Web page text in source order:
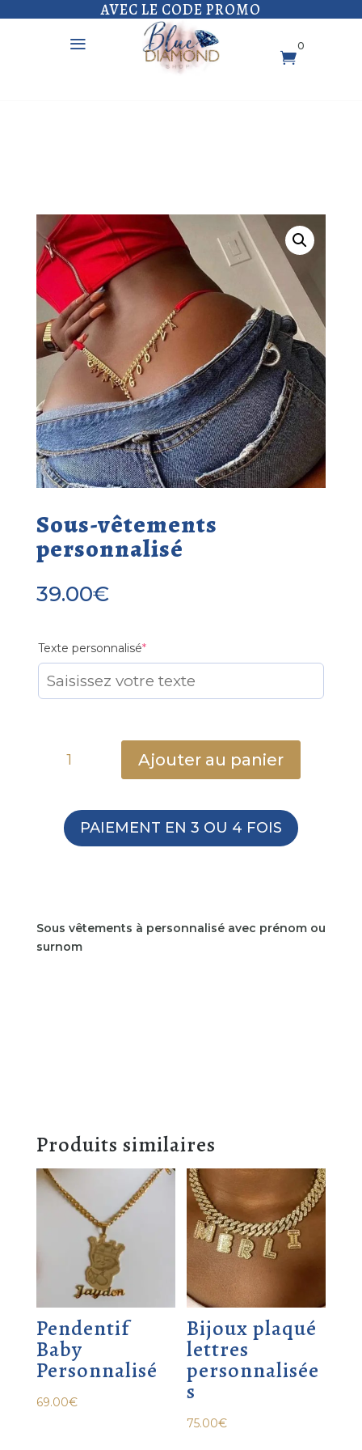
AVEC LE CODE PROMO
a 
0
Sous-vêtements
personnalisé
39.00€
Texte personnalisé*(required)
personnalisé
Ajouter au panier
PAIEMENT EN 3 OU 4 FOIS
Sous vêtements à personnalisé avec prénom ou
surnom
Produits similaires
Pendentif
Baby
Personnalisé
69.00€
Bijoux plaqué
lettres
personnalisée
s
75.00€